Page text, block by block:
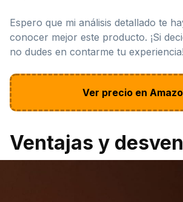
Espero que mi análisis detallado te
conocer mejor este producto. ¡Si
no dudes en contarme tu experiencia!
Ver precio en
Ventajas y